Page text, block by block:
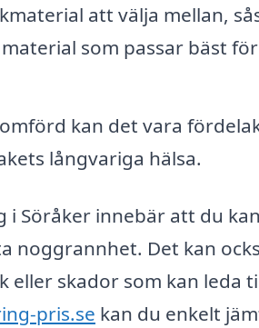
att välja mellan,
som passar bäst
kan det vara
långvariga hälsa.
Söråker innebär att du
noggrannhet. Det kan
eller skador som kan leda
pris.se kan du enkelt